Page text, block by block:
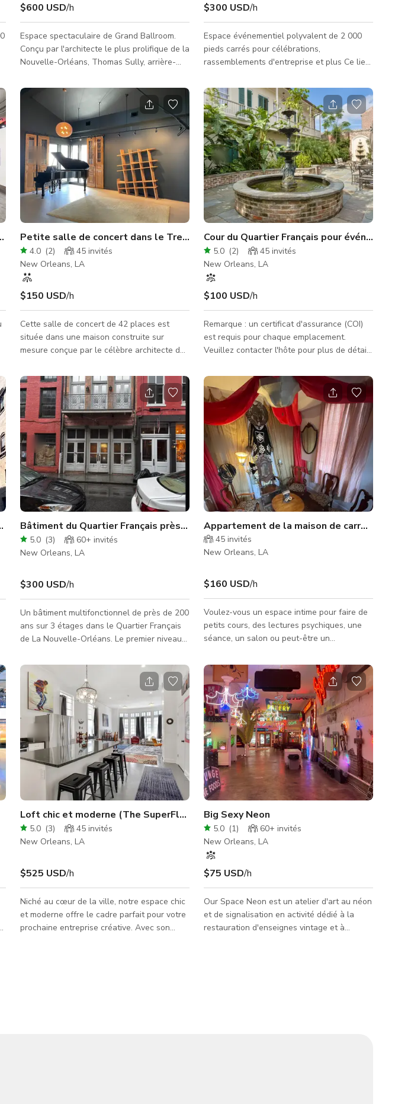
$600 USD/h
Espace spectaculaire de Grand Ballroom.
Conçu par l'architecte le plus prolifique de la
Nouvelle-Orléans, Thomas Sully, arrière-
Saint Charles Avenue est un cadre victorien
typique, manoir de style grec revival à
double galerie avec un ornement en puzzle
sur la galerie supérieure, une tourelle
octogonale pittoresque, un escalier orné et
un double salon élégant avec des moulures
en plâtre d'origine qui scintillent d'un
charme d'antan. Les invi
$300 USD/h
Espace événementiel polyvalent de 2 000
pieds carrés pour célébrations,
rassemblements d'entreprise et plus Ce lieu
est idéal pour les mariages, fêtes privées,
événements de réseautage, pop-ups et
célébrations créatives. La disposition
ouverte permet une variété
d'aménagements — des réceptions
élégantes aux événements à thème.
Caractéristiques : Plan d'étage spacieux et
ouvert Convient pour mariages, douches,
anniversai
Petite salle de concert dans le Treme
4.0 (2) 45 invités
New Orleans, LA
$150 USD/h
Cette salle de concert de 42 places est
située dans une maison construite sur
mesure conçue par le célèbre architecte de
dispose d'un piano Steinway, d'une
configuration flexible des sièges, et est
idéalement adaptée à la musique
acoustique. Le propriétaire est un
violoncelliste classique et organise une
série de concerts mensuels. Elle a été louée
pour d'autres fonctions telles que des
réunions, des fêtes d'anniversaire et des
tournages com
Cour du Quartier Français pour événements
5.0 (2) 45 invités
New Orleans, LA
$100 USD/h
Remarque : un certificat d'assurance (COI)
est requis pour chaque emplacement.
Veuillez contacter l'hôte pour plus de détails
Disponibilité pour séjour de nuit Découvrez
un refuge serein et privé avec toute la cour
à disposition de votre groupe. Nichée au
cœur d'un charmant complexe
d'appartements de cinq unités, la cour offre
un espace extérieur paisible et isolé, parfait
pour la détente ou les réunions intimes. Le
point central de la cour e
la Nouvelle-Orléans
Bâtiment du Quartier Français près de Jackson Square
5.0 (3) 60+ invités
New Orleans, LA
$300 USD/h
Un bâtiment multifonctionnel de près de 200
ans sur 3 étages dans le Quartier Français
de La Nouvelle-Orléans. Le premier niveau
shop avec néons, mur de CD, mur de
disques, fresques murales et autres
installations artistiques accrocheuses. Le
deuxième niveau est un salon sophistiqué
avec un intérieur sombre et atmosphérique,
offrant une ambiance intime pour une
expérience privée. Le deuxième étage
dispose d'un balcon avec une belle vue sur
Appartement de la maison de carrosse
45 invités
New Orleans, LA
$160 USD/h
Voulez-vous un espace intime pour faire de
petits cours, des lectures psychiques, une
séance, un salon ou peut-être un
anniversaire ! Ce petit appartement
pittoresque du quartier français est isolé à
l'arrière de la maison de carrosse de 1840
avec une cour créole luxuriante de 2500 sq
ft à apprécier. La chambre de la reine ne fait
qu'environ 150 sq ft avec une cuisine plus
grande de 200 sq ft + salle de bain, et vous
pouvez ajouter un salon sépar
Loft chic et moderne (The SuperFlat)
5.0 (3) 45 invités
New Orleans, LA
$525 USD/h
Niché au cœur de la ville, notre espace chic
et moderne offre le cadre parfait pour votre
prochaine entreprise créative. Avec son
Big Sexy Neon
5.0 (1) 60+ invités
New Orleans, LA
$75 USD/h
Our Space Neon est un atelier d'art au néon
et de signalisation en activité dédié à la
restauration d'enseignes vintage et à